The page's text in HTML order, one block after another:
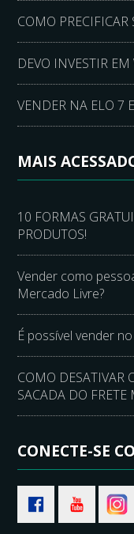
COMO PRECIFICAR
DEVO INVESTIR
VENDER NA ELO 7
MAIS
10 FORMAS
PRODUTOS!
Vender como
Mercado Livre?
É possível vender
COMO DESATIVAR
SACADA DO FRETE
CONECTE-SE